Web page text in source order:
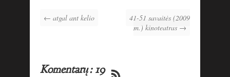
← atgal ant kelio
41-51 savaitės (2009
m.) kinoteatras →
Komentarų: 19